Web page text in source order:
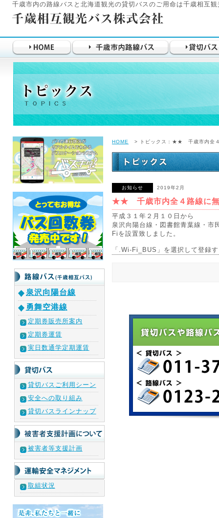
千歳市内の路線バスと北海道観光の貸切バスのご用命は千歳相互
HOME > トピックス：★★ 千歳市内全
お知らせ 2019年2月
★★ 千歳市内全４路線に
平成３１年２月１０日から
泉沢向陽台線・図書館青葉線・市
Fiを設置致しました。
「.Wi-Fi_BUS」を選択して登録
泉沢向陽台線
勇舞空港線
定期券販売所案内
定期券運賃
実日数通学定期運賃
貸切バスご利用シーン
安全への取り組み
貸切バスラインナップ
被害者等支援計画
取組状況